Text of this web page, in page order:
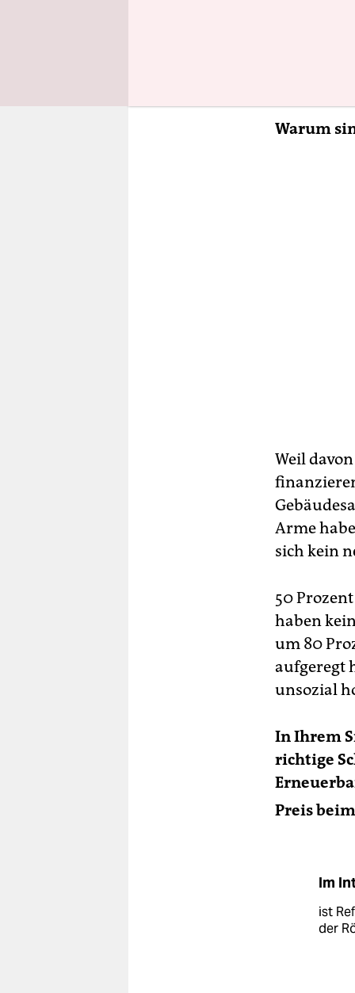
befreit.
Warum
Weil
Arme
sich kein
50
haben
um 80
aufgeregt
unsozial
In Ihrem
richtige
Preis
Im
ist
der